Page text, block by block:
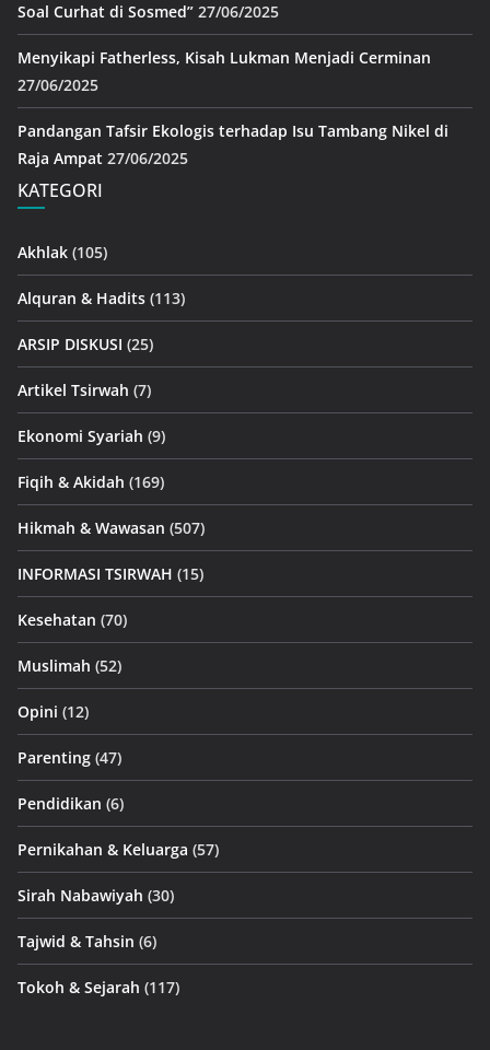
Soal Curhat di Sosmed” 27/06/2025
Menyikapi Fatherless, Kisah Lukman Menjadi Cerminan
27/06/2025
Pandangan Tafsir Ekologis terhadap Isu Tambang Nikel di
Raja Ampat 27/06/2025
KATEGORI
Akhlak (105)
Alquran & Hadits (113)
ARSIP DISKUSI (25)
Artikel Tsirwah (7)
Ekonomi Syariah (9)
Fiqih & Akidah (169)
Hikmah & Wawasan (507)
INFORMASI TSIRWAH (15)
Kesehatan (70)
Muslimah (52)
Opini (12)
Parenting (47)
Pendidikan (6)
Pernikahan & Keluarga (57)
Sirah Nabawiyah (30)
Tajwid & Tahsin (6)
Tokoh & Sejarah (117)